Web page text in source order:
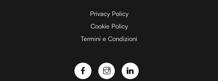
e
o
Privacy Policy
Cookie Policy
Termini e Condizioni